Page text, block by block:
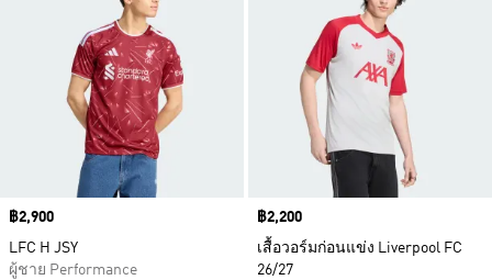
Price
฿2,900
LFC H JSY
ผู้ชาย Performance
Price
฿2,200
เสื้อวอร์มก่อนแข่ง Liverpool FC
26/27